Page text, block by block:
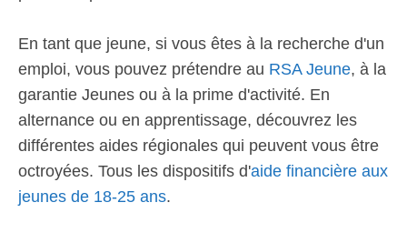
En tant que jeune, si vous êtes à la recherche d'un
emploi, vous pouvez prétendre au RSA Jeune, à la
garantie Jeunes ou à la prime d'activité. En
alternance ou en apprentissage, découvrez les
différentes aides régionales qui peuvent vous être
octroyées. Tous les dispositifs d'aide financière aux
jeunes de 18-25 ans.